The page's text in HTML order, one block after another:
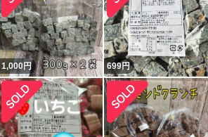
1,000円 699円